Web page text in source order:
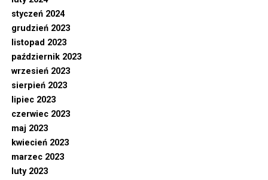
styczeń 2024
grudzień 2023
listopad 2023
październik 2023
wrzesień 2023
sierpień 2023
lipiec 2023
czerwiec 2023
maj 2023
kwiecień 2023
marzec 2023
luty 2023